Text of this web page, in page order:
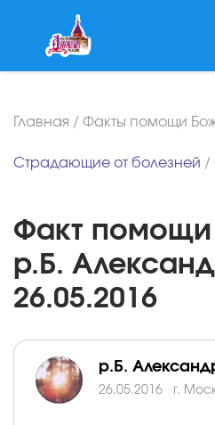
Главная / Факты помощи
Страдающие от болезней /
Факт помощи
р.Б.
26.05.2016
р.Б.
26.05.2016 г.